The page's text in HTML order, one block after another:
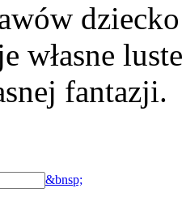
własne
fantazji.
&bnsp;